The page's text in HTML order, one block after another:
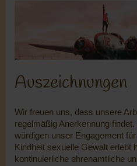
Auszeichnungen
Wir freuen uns, dass unsere
regelmäßig Anerkennung
würdigen unser Engagement
Kindheit sexuelle Gewalt erlebt
kontinuierliche ehrenamtliche